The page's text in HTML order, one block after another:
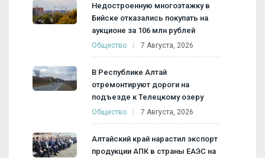
Недостроенную многоэтажку в
Бийске отказались покупать на
аукционе за 106 млн рублей
Общество 7 Августа, 2026
В Республике Алтай
отремонтируют дороги на
подъезде к Телецкому озеру
Общество 7 Августа, 2026
Алтайский край нарастил экспорт
продукции АПК в страны ЕАЭС на